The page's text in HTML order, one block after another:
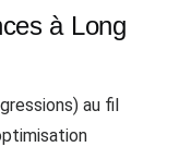
à Long
au fil